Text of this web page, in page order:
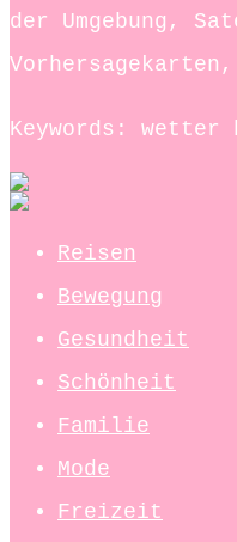
der Umgebung,
Keywords:
Reisen
Bewegung
Gesundheit
Schönheit
Familie
Mode
Freizeit